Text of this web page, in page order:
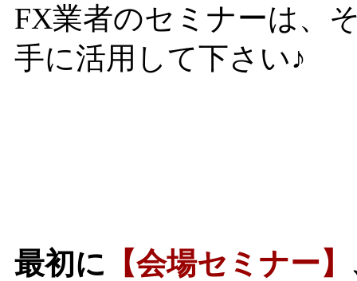
FX業者のセミナーは、
手に活用して下さい♪
最初に 【会場セミナー】